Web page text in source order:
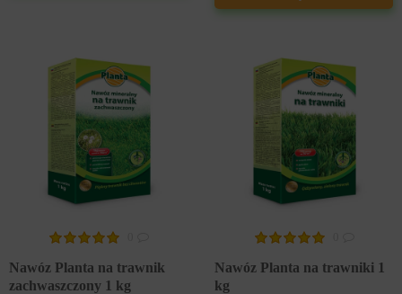
Nawóz Planta na trawnik
zachwaszczony 1 kg
Nawóz Planta na trawniki 1
kg